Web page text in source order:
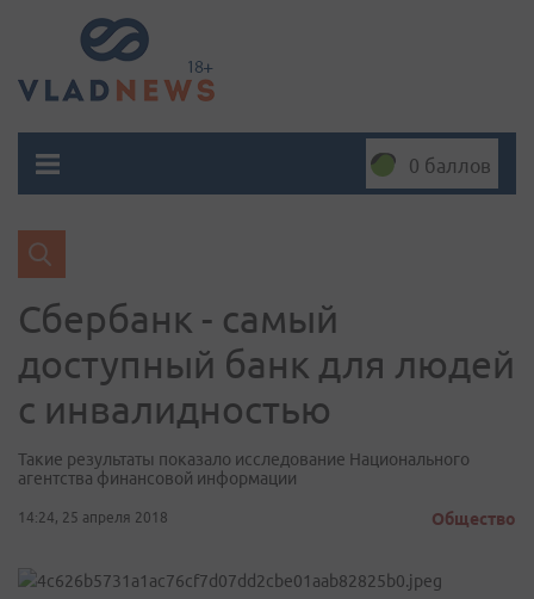
0 баллов
Сбербанк - самый
доступный банк для людей
с инвалидностью
Такие результаты показало исследование Национального
агентства финансовой информации
14:24, 25 апреля 2018 Общество